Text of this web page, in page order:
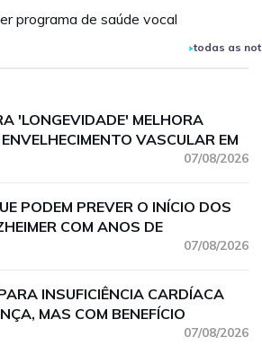
programa de saúde vocal
todas as
'LONGEVIDADE' MELHORA
VASCULAR EM
07/08/2026
PODEM PREVER O INÍCIO DOS
COM ANOS DE
07/08/2026
INSUFICIÊNCIA CARDÍACA
MAS COM BENEFÍCIO
07/08/2026